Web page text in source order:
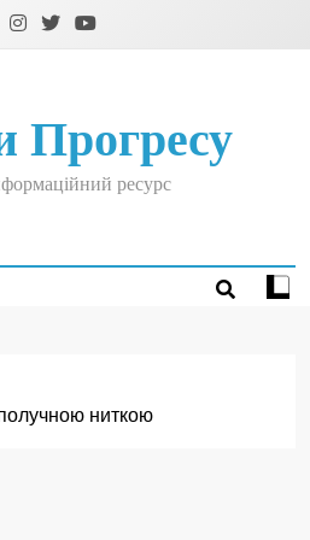
Прогресу
ресурс
ниткою